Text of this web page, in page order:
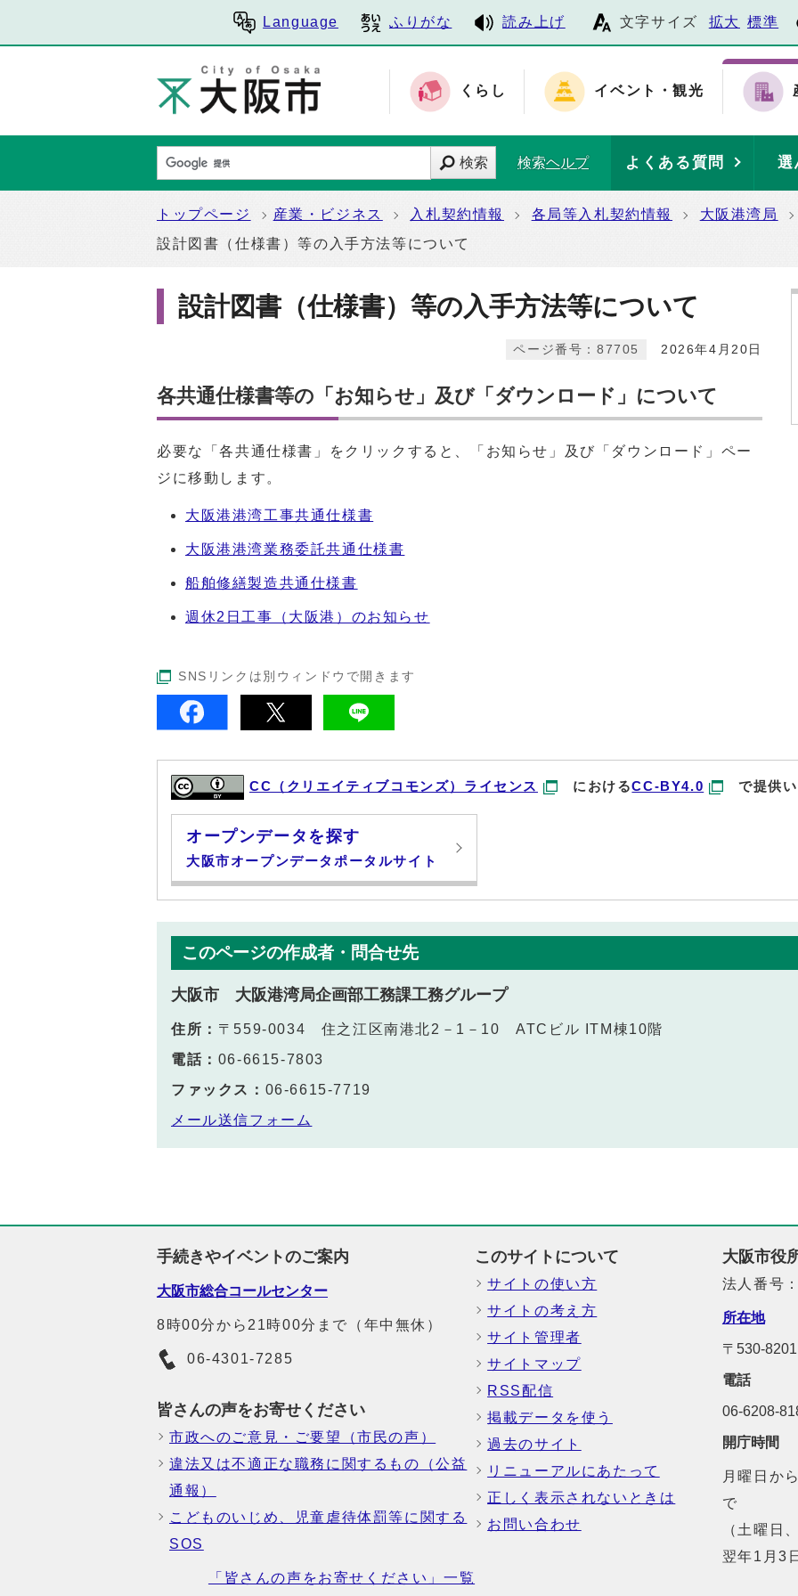
Language ふりがな 読み上げ 文字サイズ 拡大 標準
くらし イベント・観光
検索 検索ヘルプ よくある質問 選
トップページ 産業・ビジネス 入札契約情報 各局等入札契約情報 大阪港湾局
設計図書（仕様書）等の入手方法等について
設計図書（仕様書）等の入手方法等について
2026年4月20日
ページ番号：87705
各共通仕様書等の「お知らせ」及び「ダウンロード」について
必要な「各共通仕様書」をクリックすると、「お知らせ」及び「ダウンロード」ペー
ジに移動します。
大阪港港湾工事共通仕様書
大阪港港湾業務委託共通仕様書
船舶修繕製造共通仕様書
週休2日工事（大阪港）のお知らせ
SNSリンクは別ウィンドウで開きます
CC（クリエイティブコモンズ）ライセンス におけるCC-BY4.0 で提供い
オープンデータを探す
大阪市オープンデータポータルサイト
このページの作成者・問合せ先
大阪市 大阪港湾局企画部工務課工務グループ
住所： 〒559-0034 住之江区南港北2－1－10 ATCビル ITM棟10階
電話： 06-6615-7803
ファックス： 06-6615-7719
メール送信フォーム
手続きやイベントのご案内
大阪市総合コールセンター
8時00分から21時00分まで（年中無休）
06-4301-7285
皆さんの声をお寄せください
市政へのご意見・ご要望（市民の声）
違法又は不適正な職務に関するもの（公益
通報）
こどものいじめ、児童虐待体罰等に関する
SOS
「皆さんの声をお寄せください」一覧
このサイトについて
サイトの使い方
サイトの考え方
サイト管理者
サイトマップ
RSS配信
掲載データを使う
過去のサイト
リニューアルにあたって
正しく表示されないときは
お問い合わせ
大阪市役
法人番号
所在地
〒530-
電話
06-6208-
開庁時間
月曜日か
で
（土曜日
翌年1月3